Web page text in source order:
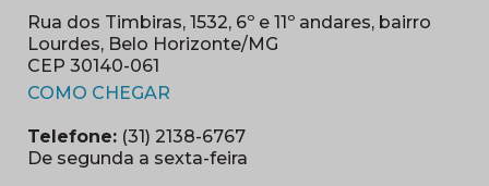
Rua dos Timbiras, 1532, 6º e 11º andares, bairro
Lourdes, Belo Horizonte/MG
CEP 30140-061
COMO CHEGAR
Telefone: (31) 2138-6767
De segunda a sexta-feira